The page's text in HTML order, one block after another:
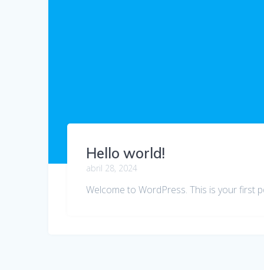
Hello world!
abril 28, 2024
Welcome to WordPress. This is your first